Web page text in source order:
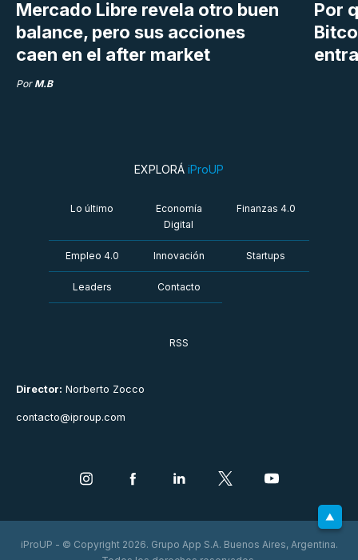
Mercado Libre revela otro buen
balance, pero sus acciones
caen en el after market
Por M.B
Por
Director: Norberto Zocco
contacto@iproup.com
EXPLORÁ iProUP
Lo último
Economía
Digital
Finanzas 4.0
Empleo 4.0 Innovación Startups
Leaders Contacto
RSS
iProUP - © Copyright 2026. Grupo App S.A. Buenos Aires, Argentina.